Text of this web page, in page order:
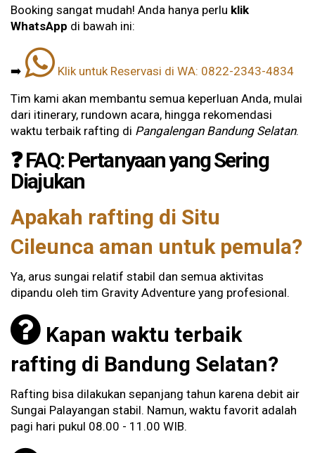
Booking sangat mudah! Anda hanya perlu klik
WhatsApp di bawah ini:
➡️
Klik untuk Reservasi di WA: 0822-2343-4834
Tim kami akan membantu semua keperluan Anda, mulai
dari itinerary, rundown acara, hingga rekomendasi
waktu terbaik rafting di Pangalengan Bandung Selatan.
❓ FAQ: Pertanyaan yang Sering
Diajukan
Apakah rafting di Situ
Cileunca aman untuk pemula?
Ya, arus sungai relatif stabil dan semua aktivitas
dipandu oleh tim Gravity Adventure yang profesional.
Kapan waktu terbaik
rafting di Bandung Selatan?
Rafting bisa dilakukan sepanjang tahun karena debit air
Sungai Palayangan stabil. Namun, waktu favorit adalah
pagi hari pukul 08.00 - 11.00 WIB.